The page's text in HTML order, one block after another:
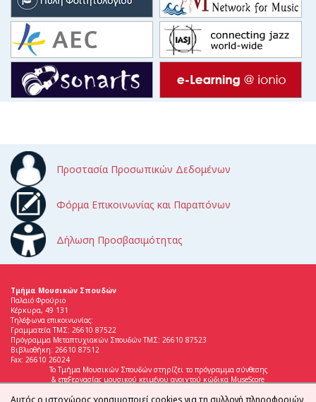
Προστασία Προσωπικών Δεδομένων
Φόρμα Επικοινωνίας και Παραπόνων
Δήλωση Προσβασιμότητας
Τμήμα Μουσικών Σπουδών
Παλαιό Φρούριο
Κέρκυρα, 49 131
Τηλέφωνα επικοινωνίας:
Γραμματεία ΤΜΣ: 26610 87522
Πρόγραμμα Μεταπτυχιακών Σπουδών ΤΜΣ: 26610 87523
Βιβλιοθήκη: 26610 87512
Fax: 26610 26024
Το Τμήμα Μουσικών Σπουδών στηρίζει το πρόγραμμα σύνθεσης
& επεξεργασίας μουσικού κειμένου ανοιχτού κώδικα MuseScore
Αυτός ο ιστοχώρος χρησιμοποιεί cookies για τη συλλογή πληροφοριών